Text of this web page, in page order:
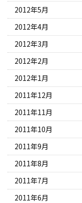
2012年5月
2012年4月
2012年3月
2012年2月
2012年1月
2011年12月
2011年11月
2011年10月
2011年9月
2011年8月
2011年7月
2011年6月